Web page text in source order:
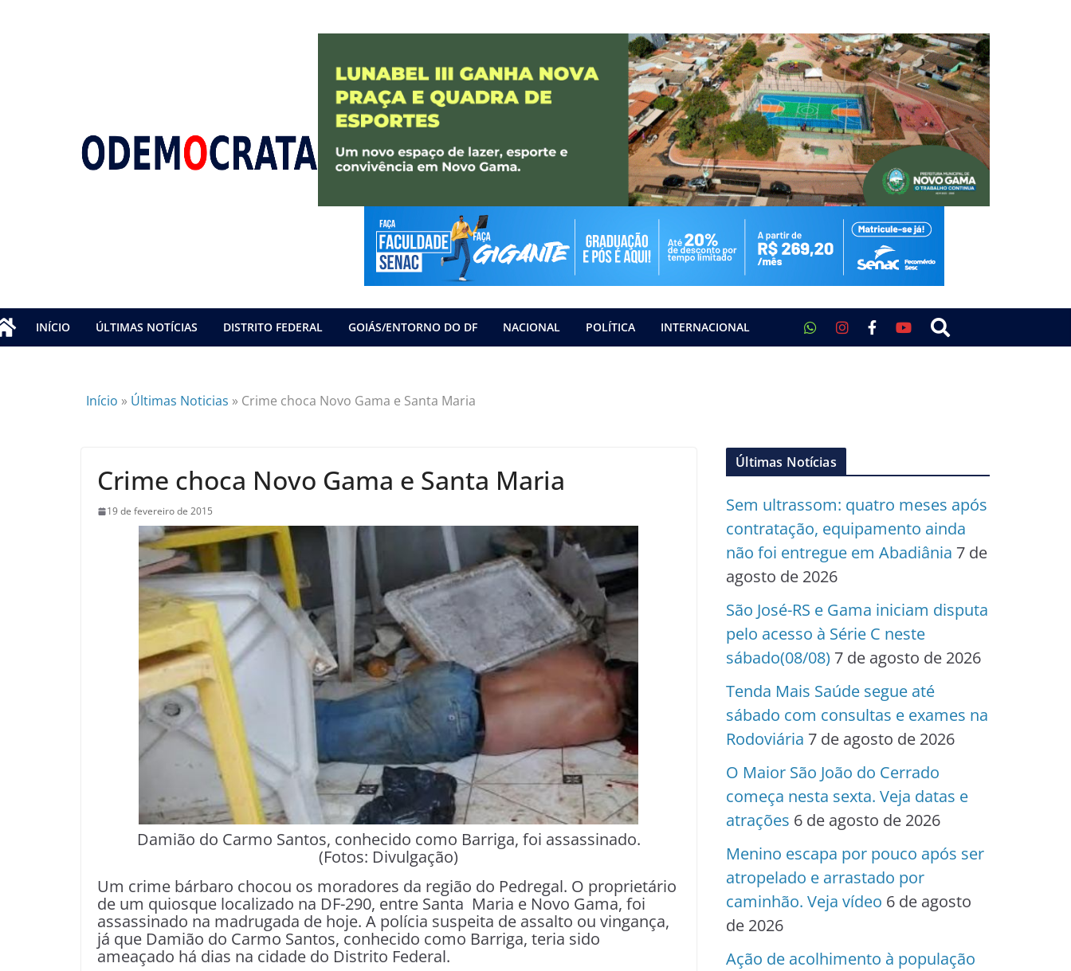
INÍCIO ÚLTIMAS NOTÍCIAS DISTRITO FEDERAL GOIÁS/ENTORNO DO DF NACIONAL POLÍTICA INTERNACIONAL
Início » Últimas Noticias » Crime choca Novo Gama e Santa Maria
Crime choca Novo Gama e Santa Maria
19 de fevereiro de 2015
Damião do Carmo Santos, conhecido como Barriga, foi assassinado.
(Fotos: Divulgação)
Um crime bárbaro chocou os moradores da região do Pedregal. O proprietário
de um quiosque localizado na DF-290, entre Santa Maria e Novo Gama, foi
assassinado na madrugada de hoje. A polícia suspeita de assalto ou vingança,
já que Damião do Carmo Santos, conhecido como Barriga, teria sido
ameaçado há dias na cidade do Distrito Federal.
Últimas Notícias
Sem ultrassom: quatro meses após
contratação, equipamento ainda
não foi entregue em Abadiânia 7 de
agosto de 2026
São José-RS e Gama iniciam disputa
pelo acesso à Série C neste
sábado(08/08) 7 de agosto de 2026
Tenda Mais Saúde segue até
sábado com consultas e exames na
Rodoviária 7 de agosto de 2026
O Maior São João do Cerrado
começa nesta sexta. Veja datas e
atrações 6 de agosto de 2026
Menino escapa por pouco após ser
atropelado e arrastado por
caminhão. Veja vídeo 6 de agosto
de 2026
Ação de acolhimento à população